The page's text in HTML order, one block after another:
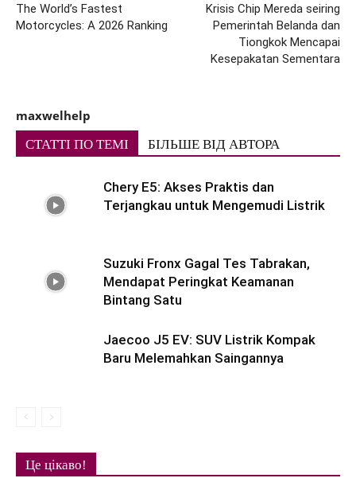
The World’s Fastest
Motorcycles: A 2026 Ranking
Krisis Chip Mereda seiring
Pemerintah Belanda dan
Tiongkok Mencapai
Kesepakatan Sementara
maxwelhelp
СТАТТІ ПО ТЕМІ БІЛЬШЕ ВІД АВТОРА
Chery E5: Akses Praktis dan
Terjangkau untuk Mengemudi Listrik
Suzuki Fronx Gagal Tes Tabrakan,
Mendapat Peringkat Keamanan
Bintang Satu
Jaecoo J5 EV: SUV Listrik Kompak
Baru Melemahkan Saingannya
Це цікаво!